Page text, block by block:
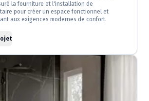
la fourniture et l'installation de
pour créer un espace fonctionnel et
aux exigences modernes de confort.